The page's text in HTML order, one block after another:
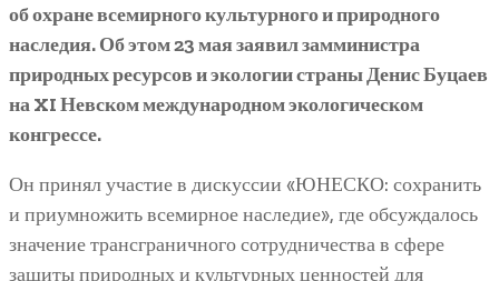
об охране всемирного культурного и природного
наследия. Об этом 23 мая заявил замминистра
природных ресурсов и экологии страны Денис Буцаев
на XI Невском международном экологическом
конгрессе.
Он принял участие в дискуссии «ЮНЕСКО: сохранить
и приумножить всемирное наследие», где обсуждалось
значение трансграничного сотрудничества в сфере
защиты природных и культурных ценностей для